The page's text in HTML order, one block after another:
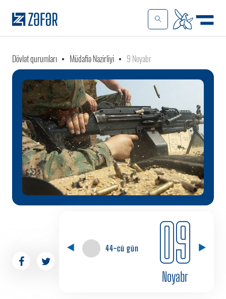
Dövlət qurumları Müdafiə Nazirliyi 9 Noyabr
44-cü gün 09
Noyabr